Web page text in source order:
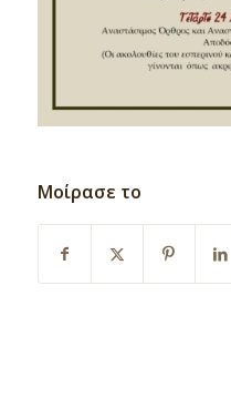
Μοίρασε το